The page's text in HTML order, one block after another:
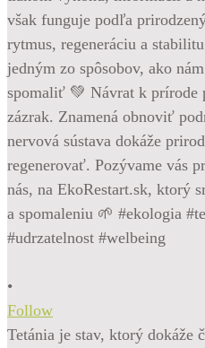
•
Follow
Tetánia je stav, ktorý dokáže